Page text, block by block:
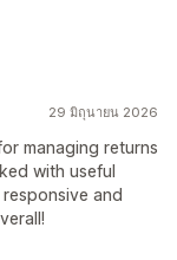
29 มิถุนายน 2026
managing returns
with useful
and